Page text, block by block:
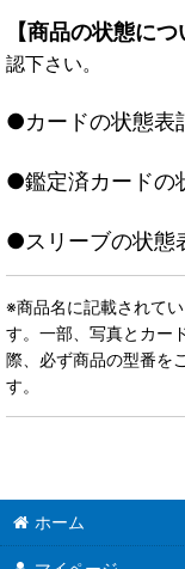
【商品の状態につ
認下さい。
●カードの状態表
●鑑定済カードの
●スリーブの状態
※商品名に記載されて
す。一部、写真とカー
際、必ず商品の型番を
す。
ホーム